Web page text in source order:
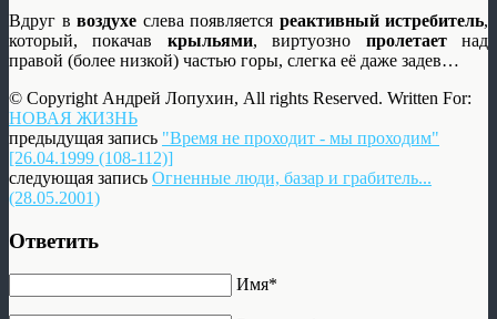
Вдруг в воздухе слева появляется реактивный истребитель,
который, покачав крыльями, виртуозно пролетаетнад
правой (более низкой) частью горы, слегка её даже задев…
© Copyright Андрей Лопухин, All rights Reserved. Written For:
НОВАЯ ЖИЗНЬ
предыдущая запись "Время не проходит - мы проходим"
[26.04.1999 (108-112)]
следующая запись Огненные люди, базар и грабитель...
(28.05.2001)
Ответить
Имя*